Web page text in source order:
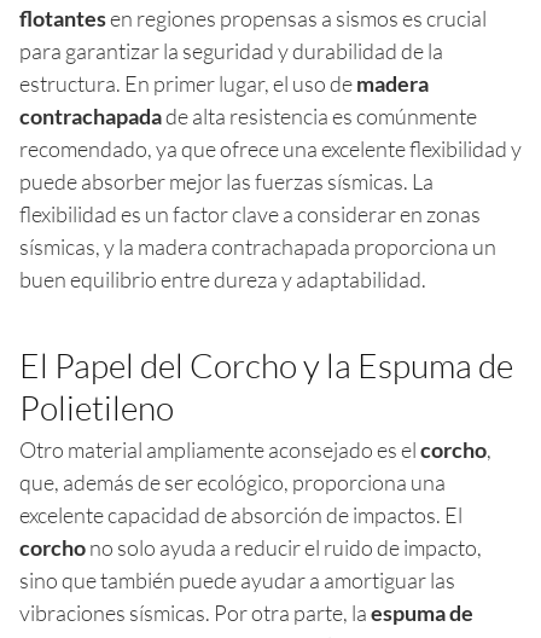
flotantesen regiones propensas a sismos es crucial
para garantizar la seguridad y durabilidad de la
estructura. En primer lugar, el uso demadera
contrachapadade alta resistencia es comúnmente
recomendado, ya que ofrece una excelente flexibilidad y
puede absorber mejor las fuerzas sísmicas. La
flexibilidad es un factor clave a considerar en zonas
sísmicas, y la madera contrachapada proporciona un
buen equilibrio entre dureza y adaptabilidad.
El Papel del Corcho y la Espuma de
Polietileno
Otro material ampliamente aconsejado es elcorcho,
que, además de ser ecológico, proporciona una
excelente capacidad de absorción de impactos. El
corchono solo ayuda a reducir el ruido de impacto,
sino que también puede ayudar a amortiguar las
vibraciones sísmicas. Por otra parte, laespuma de